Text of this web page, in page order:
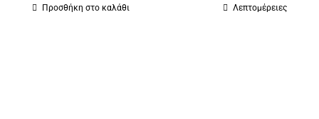
Προσθήκη στο καλάθι Λεπτομέρειες